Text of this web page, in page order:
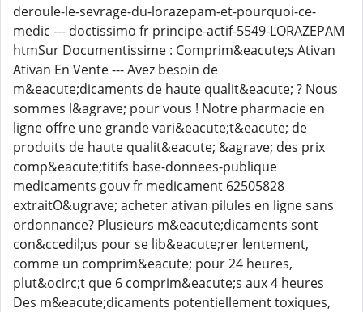
deroule-le-sevrage-du-lorazepam-et-pourquoi-ce-
medic --- doctissimo fr principe-actif-5549-LORAZEPAM
htmSur Documentissime : Comprim&eacute;s Ativan
Ativan En Vente --- Avez besoin de
m&eacute;dicaments de haute qualit&eacute; ? Nous
sommes l&agrave; pour vous ! Notre pharmacie en
ligne offre une grande vari&eacute;t&eacute; de
produits de haute qualit&eacute; &agrave; des prix
comp&eacute;titifs base-donnees-publique
medicaments gouv fr medicament 62505828
extraitO&ugrave; acheter ativan pilules en ligne sans
ordonnance? Plusieurs m&eacute;dicaments sont
con&ccedil;us pour se lib&eacute;rer lentement,
comme un comprim&eacute; pour 24 heures,
plut&ocirc;t que 6 comprim&eacute;s aux 4 heures
Des m&eacute;dicaments potentiellement toxiques,